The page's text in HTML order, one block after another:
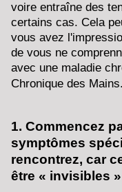
voire entraîne des
certains cas. Cela
vous avez
de vous ne
avec une maladie
Chronique des Mains.
1. Commencez
symptômes
rencontrez, car
être « invisibles